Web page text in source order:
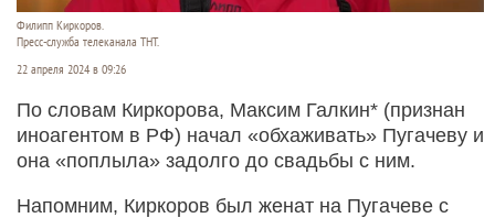
Филипп Киркоров.
Пресс-служба телеканала ТНТ.
22 апреля 2024 в 09:26
По словам Киркорова, Максим Галкин* (признан
иноагентом в РФ) начал «обхаживать» Пугачеву и
она «поплыла» задолго до свадьбы с ним.
Напомним, Киркоров был женат на Пугачеве с